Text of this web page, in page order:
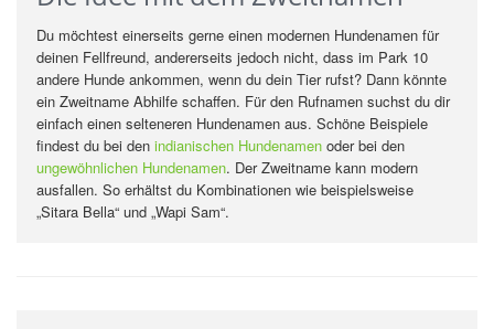
Du möchtest einerseits gerne einen modernen Hundenamen für
deinen Fellfreund, andererseits jedoch nicht, dass im Park 10
andere Hunde ankommen, wenn du dein Tier rufst? Dann könnte
ein Zweitname Abhilfe schaffen. Für den Rufnamen suchst du dir
einfach einen selteneren Hundenamen aus. Schöne Beispiele
findest du bei den indianischen Hundenamen oder bei den
ungewöhnlichen Hundenamen. Der Zweitname kann modern
ausfallen. So erhältst du Kombinationen wie beispielsweise
„Sitara Bella“ und „Wapi Sam“.